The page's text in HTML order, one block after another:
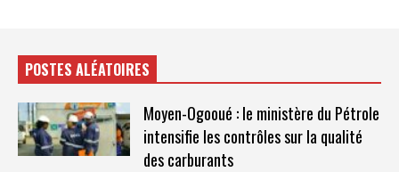
POSTES ALÉATOIRES
Moyen-Ogooué : le ministère du Pétrole
intensifie les contrôles sur la qualité
des carburants